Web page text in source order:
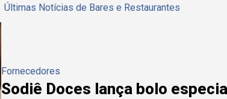
Últimas Notícias de Bares e Restaurantes
Fornecedores
Sodiê Doces lança bolo